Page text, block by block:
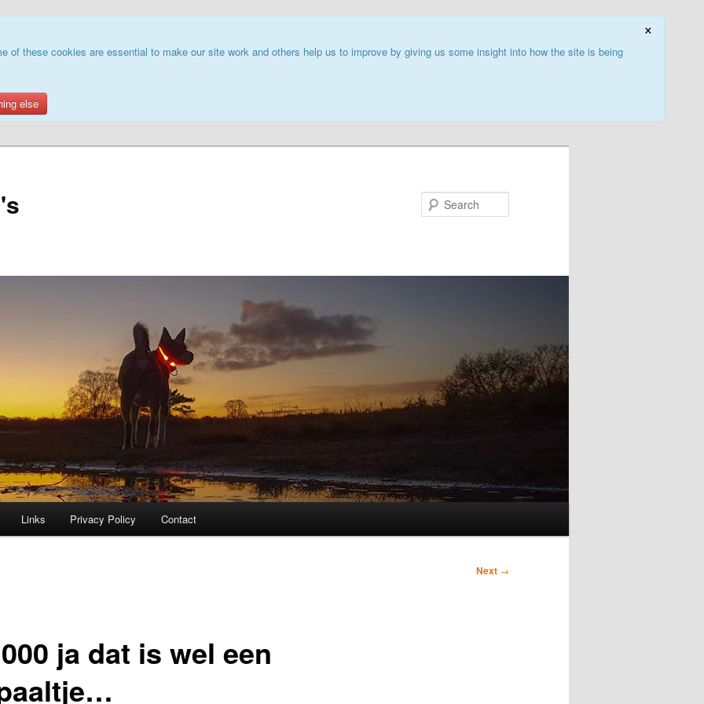
×
of these cookies are essential to make our site work and others help us to improve by giving us some insight into how the site is being
else
Links Privacy Policy Contact
Next →
ja dat is wel een